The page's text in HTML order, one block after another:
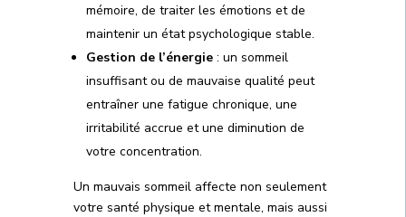
mémoire, de traiter les émotions et de
maintenir un état psychologique stable.
Gestion de l’énergie: un sommeil
insuffisant ou de mauvaise qualité peut
entraîner une fatigue chronique, une
irritabilité accrue et une diminution de
votre concentration.
Un mauvais sommeil affecte non seulement
votre santé physique et mentale, mais aussi